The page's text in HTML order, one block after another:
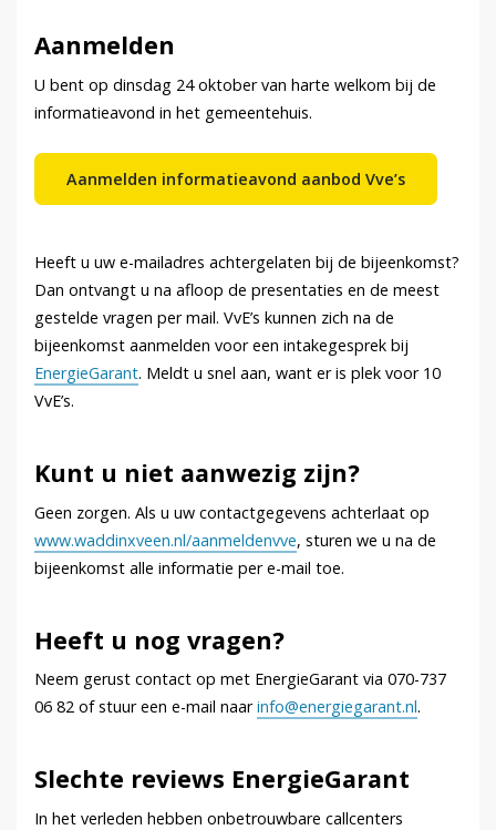
Aanmelden
U bent op dinsdag 24 oktober van harte welkom bij de
informatieavond in het gemeentehuis.
Aanmelden informatieavond aanbod Vve’s
Heeft u uw e-mailadres achtergelaten bij de bijeenkomst?
Dan ontvangt u na afloop de presentaties en de meest
gestelde vragen per mail. VvE’s kunnen zich na de
bijeenkomst aanmelden voor een intakegesprek bij
EnergieGarant. Meldt u snel aan, want er is plek voor 10
VvE’s.
Kunt u niet aanwezig zijn?
Geen zorgen. Als u uw contactgegevens achterlaat op
www.waddinxveen.nl/aanmeldenvve, sturen we u na de
bijeenkomst alle informatie per e-mail toe.
Heeft u nog vragen?
Neem gerust contact op met EnergieGarant via 070-737
06 82 of stuur een e-mail naarinfo@energiegarant.nl.
Slechte reviews EnergieGarant
In het verleden hebben onbetrouwbare callcenters